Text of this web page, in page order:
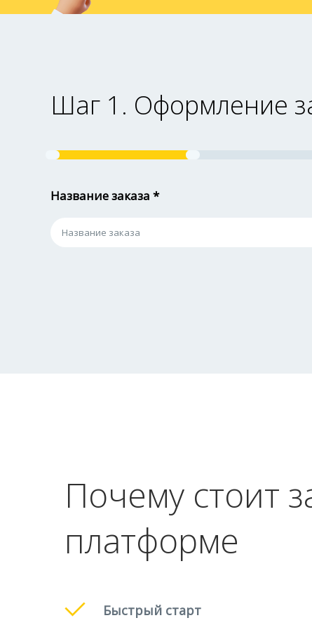
Шаг 1. Оформление
Название заказа *
Почему стоит
платформе
Быстрый старт